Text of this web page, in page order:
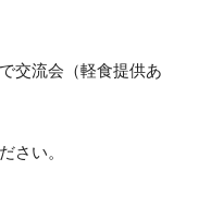
交流会（軽食提供あ
さい。